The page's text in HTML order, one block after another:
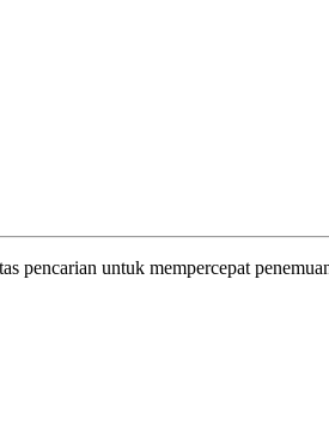
pencarian untuk mempercepat